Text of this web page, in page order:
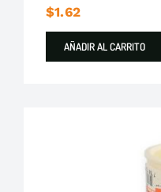
$1.62
AÑADIR AL CARRITO